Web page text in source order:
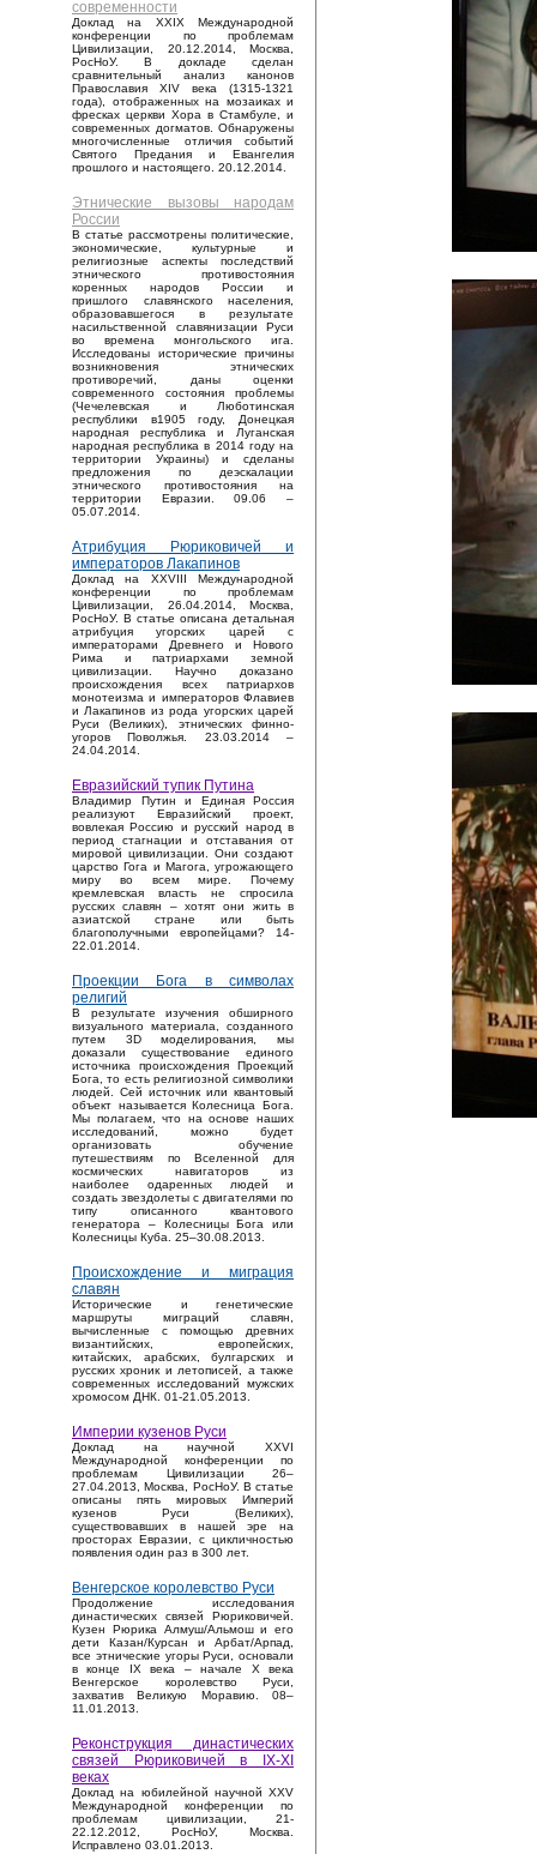
современности
Доклад на XXIX Международной
конференции по проблемам
Цивилизации, 20.12.2014, Москва,
РосНоУ. В докладе сделан
сравнительный анализ канонов
Православия XIV века (1315-1321
года), отображенных на мозаиках и
фресках церкви Хора в Стамбуле, и
современных догматов. Обнаружены
многочисленные отличия событий
Святого Предания и Евангелия
прошлого и настоящего. 20.12.2014.
Этнические вызовы народам
России
В статье рассмотрены политические,
экономические, культурные и
религиозные аспекты последствий
этнического противостояния
коренных народов России и
пришлого славянского населения,
образовавшегося в результате
насильственной славянизации Руси
во времена монгольского ига.
Исследованы исторические причины
возникновения этнических
противоречий, даны оценки
современного состояния проблемы
(Чечелевская и Люботинская
республики в1905 году, Донецкая
народная республика и Луганская
народная республика в 2014 году на
территории Украины) и сделаны
предложения по деэскалации
этнического противостояния на
территории Евразии. 09.06 –
05.07.2014.
Атрибуция Рюриковичей и
императоров Лакапинов
Доклад на XXVIII Международной
конференции по проблемам
Цивилизации, 26.04.2014, Москва,
РосНоУ. В статье описана детальная
атрибуция угорских царей с
императорами Древнего и Нового
Рима и патриархами земной
цивилизации. Научно доказано
происхождения всех патриархов
монотеизма и императоров Флавиев
и Лакапинов из рода угорских царей
Руси (Великих), этнических финно-
угоров Поволжья. 23.03.2014 –
24.04.2014.
Евразийский тупик Путина
Владимир Путин и Единая Россия
реализуют Евразийский проект,
вовлекая Россию и русский народ в
период стагнации и отставания от
мировой цивилизации. Они создают
царство Гога и Магога, угрожающего
миру во всем мире. Почему
кремлевская власть не спросила
русских славян – хотят они жить в
азиатской стране или быть
благополучными европейцами? 14-
22.01.2014.
Проекции Бога в символах
религий
В результате изучения обширного
визуального материала, созданного
путем 3D моделирования, мы
доказали существование единого
источника происхождения Проекций
Бога, то есть религиозной символики
людей. Сей источник или квантовый
объект называется Колесница Бога.
Мы полагаем, что на основе наших
исследований, можно будет
организовать обучение
путешествиям по Вселенной для
космических навигаторов из
наиболее одаренных людей и
создать звездолеты с двигателями по
типу описанного квантового
генератора – Колесницы Бога или
Колесницы Куба. 25–30.08.2013.
Происхождение и миграция
славян
Исторические и генетические
маршруты миграций славян,
вычисленные с помощью древних
византийских, европейских,
китайских, арабских, булгарских и
русских хроник и летописей, а также
современных исследований мужских
хромосом ДНК. 01-21.05.2013.
Империи кузенов Руси
Доклад на научной XXVI
Международной конференции по
проблемам Цивилизации 26–
27.04.2013, Москва, РосНоУ. В статье
описаны пять мировых Империй
кузенов Руси (Великих),
существовавших в нашей эре на
просторах Евразии, с цикличностью
появления один раз в 300 лет.
Венгерское королевство Руси
Продолжение исследования
династических связей Рюриковичей.
Кузен Рюрика Алмуш/Альмош и его
дети Казан/Курсан и Арбат/Арпад,
все этнические угоры Руси, основали
в конце IX века – начале X века
Венгерское королевство Руси,
захватив Великую Моравию. 08–
11.01.2013.
Реконструкция династических
связей Рюриковичей в IX-XI
веках
Доклад на юбилейной научной XXV
Международной конференции по
проблемам цивилизации, 21-
22.12.2012, РосНоУ, Москва.
Исправлено 03.01.2013.